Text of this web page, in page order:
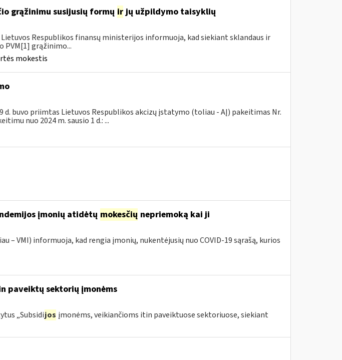
grąžinimu susijusių formų irjų užpildymo taisyklių
Respublikos finansų ministerijos informuoja, kad siekiant sklandaus ir
PVM[1] grąžinimo...
mokestis
d. buvo priimtas Lietuvos Respublikos akcizų įstatymo (toliau - AĮ) pakeitimas Nr.
nuo 2024 m. sausio 1 d.: ...
įmonių atidėtų mokesčių nepriemoką kai ji
– VMI) informuoja, kad rengia įmonių, nukentėjusių nuo COVID-19 sąrašą, kurios
paveiktų sektorių įmonėms
„Subsidijos įmonėms, veikiančioms itin paveiktuose sektoriuose, siekiant